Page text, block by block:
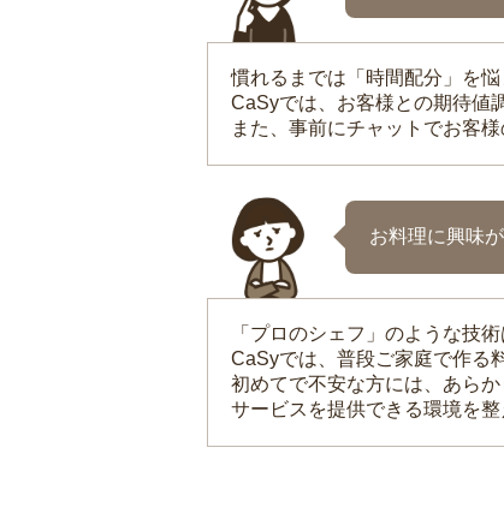
慣れるまでは「時間配分」を
CaSyでは、お客様との期待値
また、事前にチャットでお客
お料理に興味
「プロのシェフ」のような技
CaSyでは、普段ご家庭で作る
初めてで不安な方には、あら
サービスを提供できる環境を整